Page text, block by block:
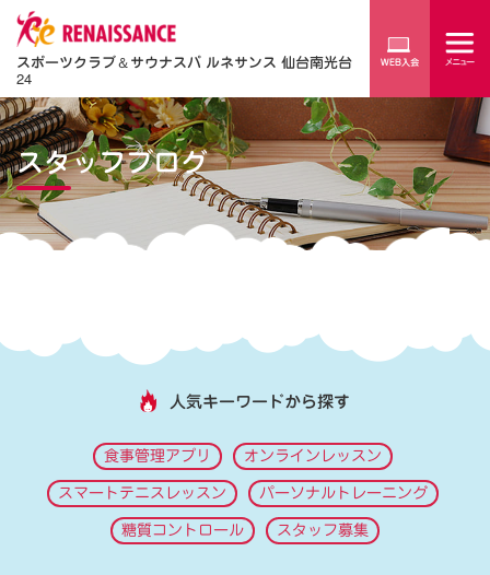
スポーツクラブ＆サウナスパ ルネサンス 仙台南光台
24
スタッフブログ
人気キーワードから探す
食事管理アプリ オンラインレッスン
スマートテニスレッスン パーソナルトレーニング
糖質コントロール スタッフ募集